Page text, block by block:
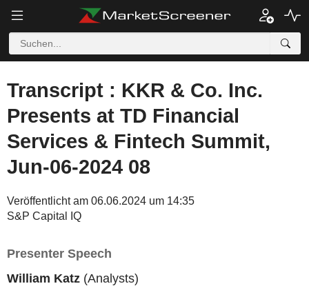
Transcript : KKR & Co. Inc.
Presents at TD Financial
Services & Fintech Summit,
Jun-06-2024 08
Veröffentlicht am 06.06.2024 um 14:35
S&P Capital IQ
Presenter Speech
William Katz (Analysts)